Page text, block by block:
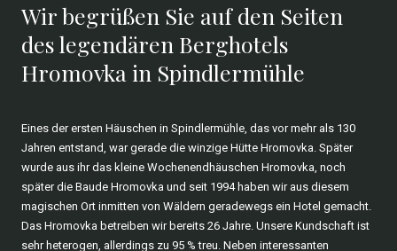
Wir begrüßen Sie auf den Seiten
des legendären Berghotels
Hromovka in Spindlermühle
Eines der ersten Häuschen in Spindlermühle, das vor mehr als 130
Jahren entstand, war gerade die winzige Hütte Hromovka. Später
wurde aus ihr das kleine Wochenendhäuschen Hromovka, noch
später die Baude Hromovka und seit 1994 haben wir aus diesem
magischen Ort inmitten von Wäldern geradewegs ein Hotel gemacht.
Das Hromovka betreiben wir bereits 26 Jahre. Unsere Kundschaft ist
sehr heterogen, allerdings zu 95 % treu. Neben interessanten